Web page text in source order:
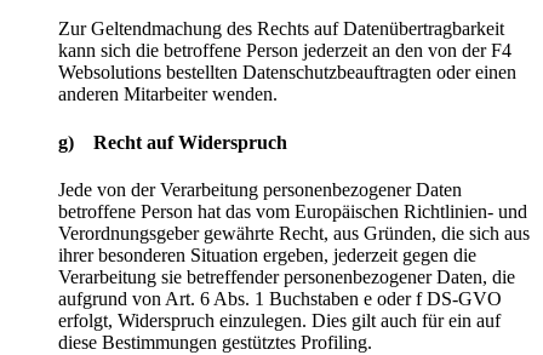
Zur Geltendmachung des Rechts auf Datenübertragbarkeit
kann sich die betroffene Person jederzeit an den von der F4
Websolutions bestellten Datenschutzbeauftragten oder einen
anderen Mitarbeiter wenden.
g) Recht auf Widerspruch
Jede von der Verarbeitung personenbezogener Daten
betroffene Person hat das vom Europäischen Richtlinien- und
Verordnungsgeber gewährte Recht, aus Gründen, die sich aus
ihrer besonderen Situation ergeben, jederzeit gegen die
Verarbeitung sie betreffender personenbezogener Daten, die
aufgrund von Art. 6 Abs. 1 Buchstaben e oder f DS-GVO
erfolgt, Widerspruch einzulegen. Dies gilt auch für ein auf
diese Bestimmungen gestütztes Profiling.